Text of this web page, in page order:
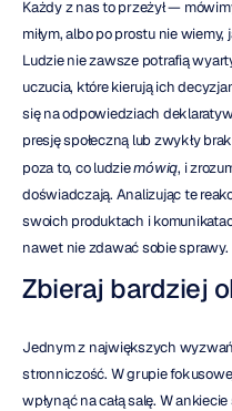
Każdy z nas to przeżył —
miłym, albo po prostu nie
Ludzie nie zawsze potrafią
uczucia, które kierują ich
się na odpowiedziach
presję społeczną lub zwykły
poza to, co ludzie mówią, i
doświadczają. Analizując te
swoich produktach i
nawet nie zdawać sobie sprawy.
Zbieraj bardziej
Jednym z największych
stronniczość. W grupie
wpłynąć na całą salę. W